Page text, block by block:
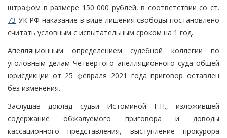
штрафом в размере 150 000 рублей, в соответствии со ст.
73 УК РФ наказание в виде лишения свободы постановлено
считать условным с испытательным сроком на 1 год.
Апелляционным определением судебной коллегии по
уголовным делам Четвертого апелляционного суда общей
юрисдикции от 25 февраля 2021 года приговор оставлен
без изменения.
Заслушав доклад судьи Истоминой Г.Н., изложившей
содержание обжалуемого приговора и доводы
кассационного представления, выступление прокурора